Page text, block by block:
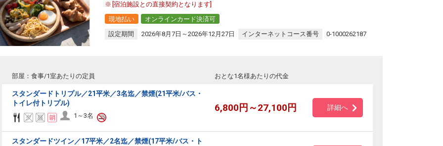
[宿泊施設との直接契約となります]
現地払い
オンラインカード決済可
設定期間
2026年8月7日～2026年12月27日 インターネットコース番号 0-1000262187
部屋：食事/1室あたりの定員 おとな1名様あたりの代金
スタンダードトリプル／21平米／3名迄／禁煙(21平米/バス・
トイレ付トリプル)
1～3名
6,800円～27,100円 詳細へ
スタンダードツイン／17平米／2名迄／禁煙(17平米/バス・ト